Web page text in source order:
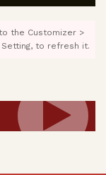
the Customizer >
Setting, to refresh it.